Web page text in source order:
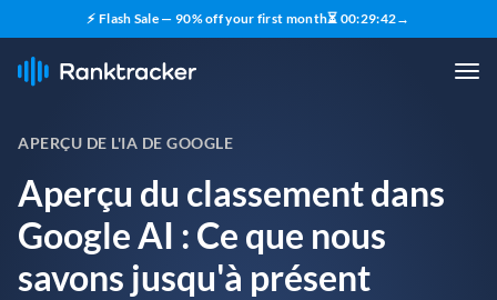
⚡ Flash Sale — 90% off your first month⏳ 00:29:41→
APERÇU DE L'IA DE GOOGLE
Aperçu du classement dans
Google AI : Ce que nous
savons jusqu'à présent